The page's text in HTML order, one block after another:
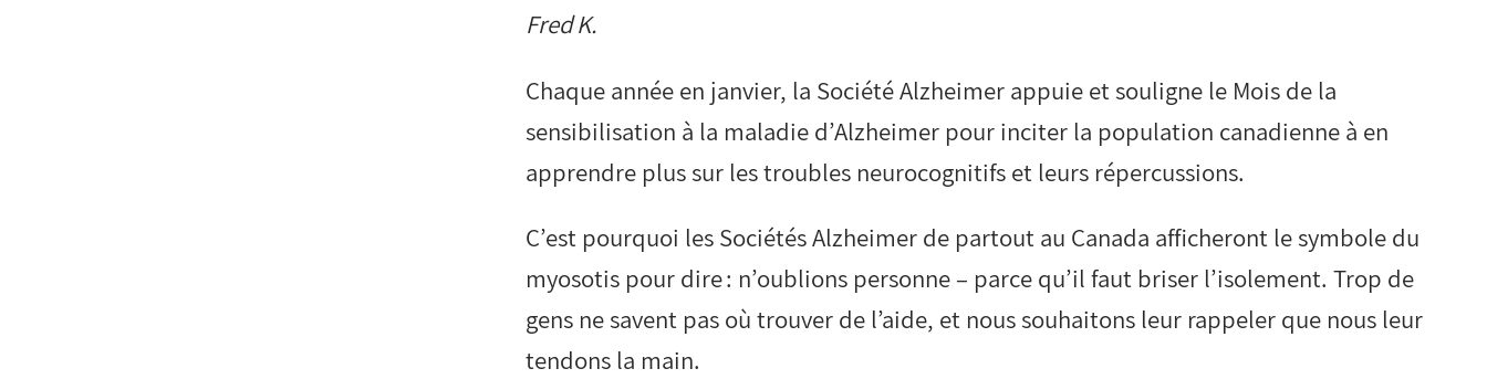
Fred K.
Chaque année en janvier, la Société Alzheimer appuie et souligne le Mois de la
sensibilisation à la maladie d’Alzheimer pour inciter la population canadienne à en
apprendre plus sur les troubles neurocognitifs et leurs répercussions.
C’est pourquoi les Sociétés Alzheimer de partout au Canada afficheront le symbole du
myosotis pour dire : n’oublions personne – parce qu’il faut briser l’isolement. Trop de
gens ne savent pas où trouver de l’aide, et nous souhaitons leur rappeler que nous leur
tendons la main.